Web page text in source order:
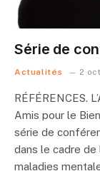
Série de
Actualités 2
RÉFÉRENCES.
Amis pour le
série de
dans le cadre de
maladies